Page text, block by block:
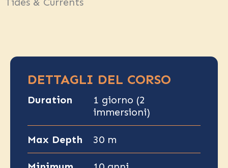
DETTAGLI DEL CORSO
Duration
1 giorno (2
immersioni)
Max Depth 30 m